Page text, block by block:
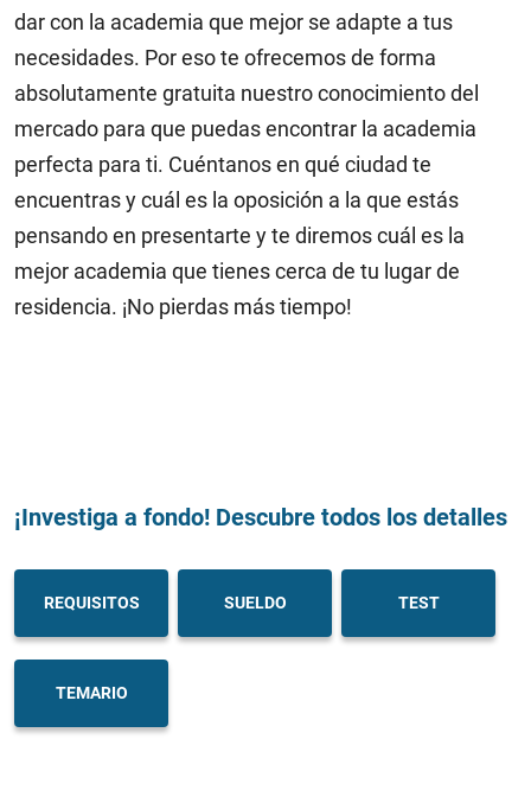
dar con la academia que mejor se adapte a tus
necesidades. Por eso te ofrecemos de forma
absolutamente gratuita nuestro conocimiento del
mercado para que puedas encontrar la academia
perfecta para ti. Cuéntanos en qué ciudad te
encuentras y cuál es la oposición a la que estás
pensando en presentarte y te diremos cuál es la
mejor academia que tienes cerca de tu lugar de
residencia. ¡No pierdas más tiempo!
¡Investiga a fondo! Descubre todos los detalles
REQUISITOS SUELDO TEST
TEMARIO